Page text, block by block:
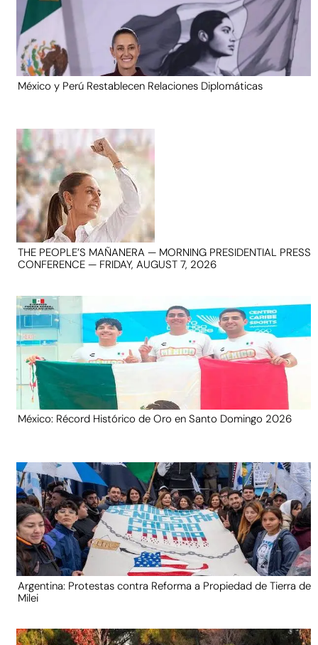
México y Perú Restablecen Relaciones Diplomáticas
THE PEOPLE’S MAÑANERA — MORNING PRESIDENTIAL PRESS
CONFERENCE — FRIDAY, AUGUST 7, 2026
México: Récord Histórico de Oro en Santo Domingo 2026
Argentina: Protestas contra Reforma a Propiedad de Tierra de
Milei